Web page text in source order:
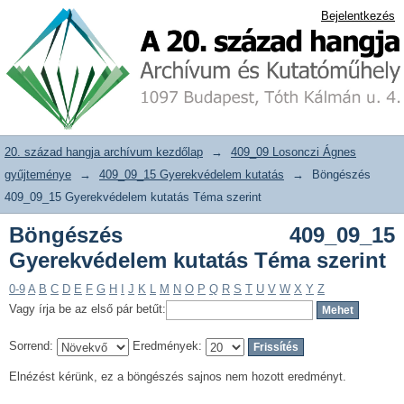
Böngészés 409_09_15 Gyerekvédelem
kutatás Téma szerint
20. század hangja archívum adattár Bejelentkezés
20. század hangja archívum kezdőlap →
409_09 Losonczi Ágnes
gyűjteménye
→ 409_09_15 Gyerekvédelem kutatás →
Böngészés
409_09_15 Gyerekvédelem kutatás Téma szerint
Böngészés 409_09_15
Gyerekvédelem kutatás Téma szerint
0-9 A B C D E F G H J K L M N O P Q R S T U V W X Y Z
Vagy írja be az első pár betűt:
Sorrend: Eredmények:
Elnézést kérünk, ez a böngészés sajnos nem hozott eredményt.